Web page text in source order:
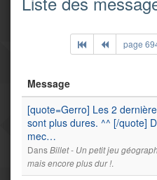
page
Message
[quote=Gerro] Les 2
sont plus dures. ^^ [/quote]
mec…
DansBillet - Un petit jeu
mais encore plus dur !.